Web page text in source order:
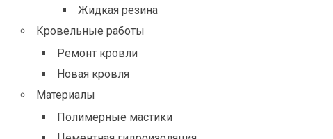
Жидкая резина
Кровельные работы
Ремонт кровли
Новая кровля
Материалы
Полимерные мастики